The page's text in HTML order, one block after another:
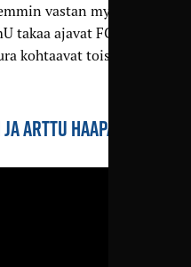
vastan myöhään
takaa ajavat FC haka
kohtaavat toisensa
ARTTU HAAPALAN